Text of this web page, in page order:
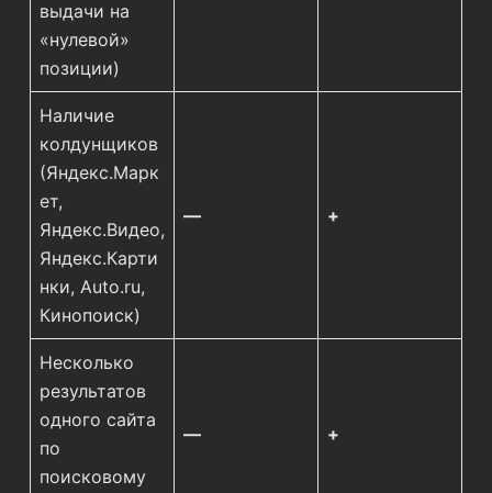
выдачи на
«нулевой»
позиции)
Наличие
колдунщиков
(Яндекс.Марк
ет,
Яндекс.Видео,
Яндекс.Карти
нки, Auto.ru,
Кинопоиск)
— +
Несколько
результатов
одного сайта
по
поисковому
— +